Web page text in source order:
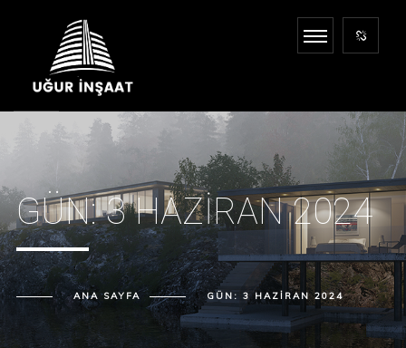
GÜN:3 HAZIRAN 2024
ANA SAYFA GÜN: 3 HAZIRAN 2024